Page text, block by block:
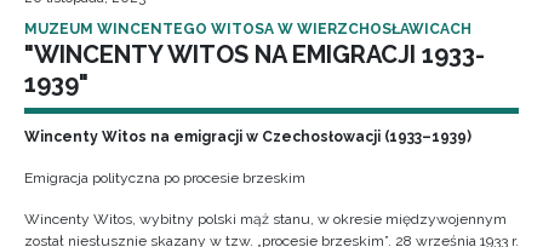
MUZEUM WINCENTEGO WITOSA W WIERZCHOSŁAWICACH
"WINCENTY WITOS NA EMIGRACJI 1933-
1939"
Wincenty Witos na emigracji w Czechosłowacji (1933–1939)
Emigracja polityczna po procesie brzeskim
Wincenty Witos, wybitny polski mąż stanu, w okresie międzywojennym
został niesłusznie skazany w tzw. „procesie brzeskim”. 28 września 1933 r.